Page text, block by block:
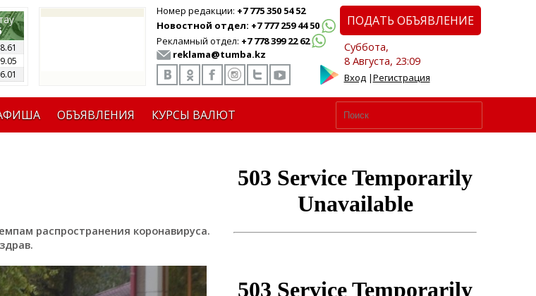
6.01
Номер редакции: +7 775 350 54 52
Новостной отдел: +7 777 259 44 50
Рекламный отдел: +7 778 399 22 62
reklama@tumba.kz
ПОДАТЬ ОБЪЯВЛЕНИЕ
Суббота,
8 Августа, 23:09
Вход|Регистрация
ОБЪЯВЛЕНИЯ КУРСЫ ВАЛЮТ
распространения коронавируса.